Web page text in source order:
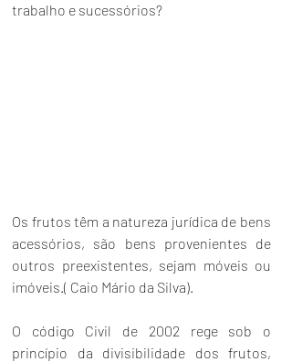
trabalho e sucessórios?
Os frutos têm a natureza jurídica de bens
acessórios, são bens provenientes de
outros preexistentes, sejam móveis ou
imóveis.( Caio Mário da Silva).
O código Civil de 2002 rege sob o
princípio da divisibilidade dos frutos,